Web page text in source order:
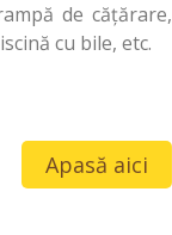
de cățărare,
cu bile, etc.
Apasă aici